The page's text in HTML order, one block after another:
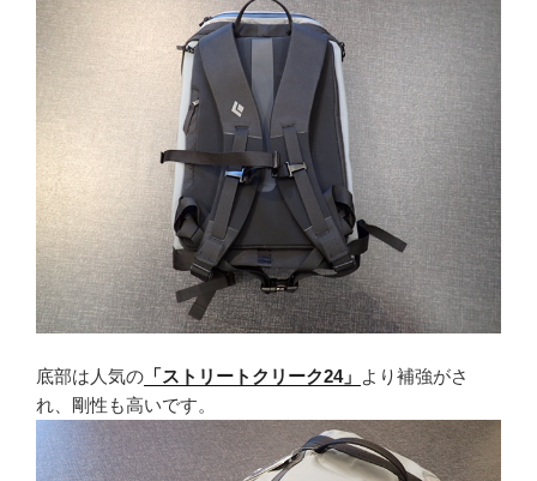
底部は人気の 「ストリートクリーク24」 より補強がさ
れ、剛性も高いです。